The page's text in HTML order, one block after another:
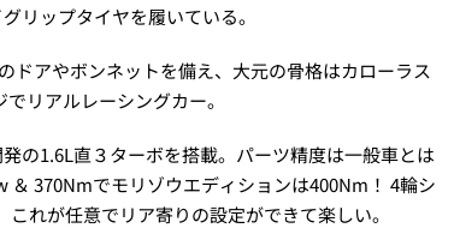
リップタイヤを履いている。
ドアやボンネットを備え、大元の骨格はカローラス
リアルレーシングカー。
の1.6L直３ターボを搭載。パーツ精度は一般車とは
370Nmでモリゾウエディションは400Nm！ 4輪シ
れが任意でリア寄りの設定ができて楽しい。